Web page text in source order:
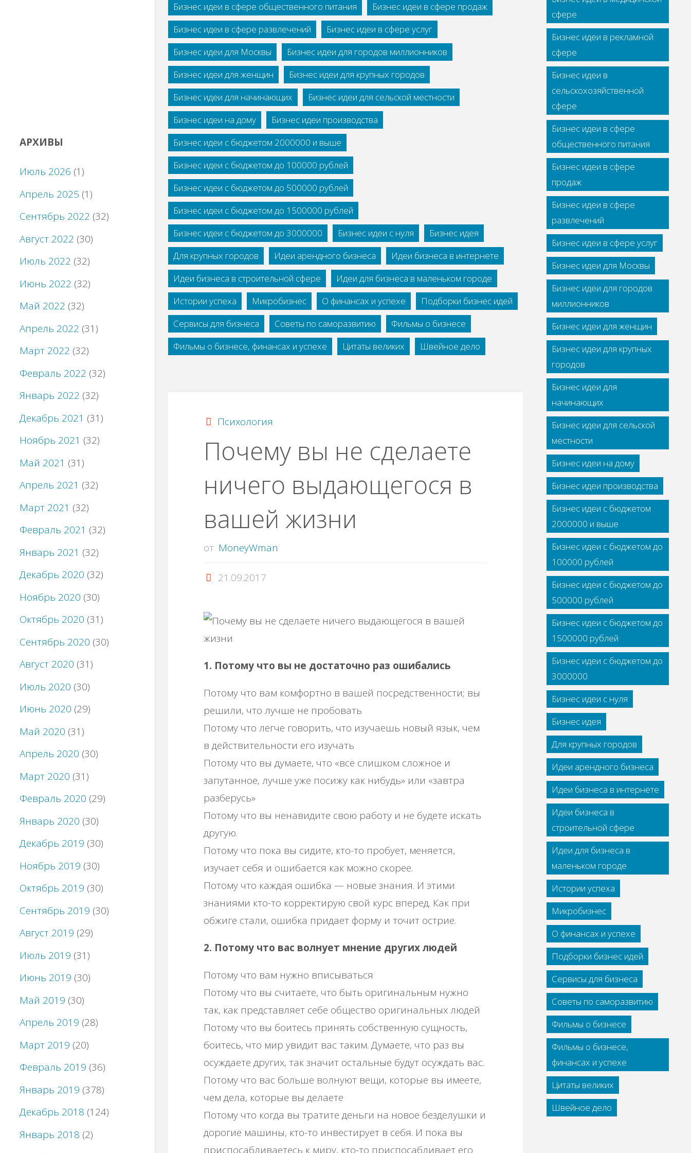
Бизнес идеи в сфере общественного питания
Бизнес идеи в сфере продаж
Бизнес идеи в сфере развлечений
Бизнес идеи в сфере услуг
Бизнес идеи для Москвы
Бизнес идеи для городов миллионников
Бизнес идеи для женщин
Бизнес идеи для крупных городов
Бизнес идеи для начинающих
Бизнес идеи для сельской местности
Бизнес идеи на дому
Бизнес идеи производства
Бизнес идеи с бюджетом 2000000 и выше
Бизнес идеи с бюджетом до 100000 рублей
Бизнес идеи с бюджетом до 500000 рублей
Бизнес идеи с бюджетом до 1500000 рублей
Бизнес идеи с бюджетом до 3000000
Бизнес идеи с нуля
Бизнес идея
Для крупных городов
Идеи арендного бизнеса
Идеи бизнеса в интернете
Идеи бизнеса в строительной сфере
Идеи для бизнеса в маленьком городе
Истории успеха
Микробизнес О финансах и успехе
Подборки бизнес идей
Сервисы для бизнеса
Советы по саморазвитию
Фильмы о бизнесе
Фильмы о бизнесе, финансах и успехе
Цитаты великих Швейное дело
Психология
Почему вы не сделаете
ничего выдающегося в
вашей жизни
от MoneyWman
21.09.2017
1. Потому что вы не достаточно раз ошибались
Потому что вам комфортно в вашей посредственности; вы
решили, что лучше не пробовать
Потому что легче говорить, что изучаешь новый язык, чем
в действительности его изучать
Потому что вы думаете, что «всё слишком сложное и
запутанное, лучше уже посижу как нибудь» или «завтра
разберусь»
Потому что вы ненавидите свою работу и не будете искать
другую.
Потому что пока вы сидите, кто-то пробует, меняется,
изучает себя и ошибается как можно скорее.
Потому что каждая ошибка — новые знания. И этими
знаниями кто-то корректирую свой курс вперед. Как при
обжиге стали, ошибка придает форму и точит острие.
2. Потому что вас волнует мнение других людей
Потому что вам нужно вписываться
Потому что вы считаете, что быть оригинальным нужно
так, как представляет себе общество оригинальных людей
Потому что вы боитесь принять собственную сущность,
боитесь, что мир увидит вас таким. Думаете, что раз вы
осуждаете других, так значит остальные будут осуждать вас.
Потому что вас больше волнуют вещи, которые вы имеете,
чем дела, которые вы делаете
Потому что когда вы тратите деньги на новое безделушки и
дорогие машины, кто-то инвестирует в себя. И пока вы
приспосабливаетесь к миру, кто-то приспосабливает его
АРХИВЫ
Июль 2026 (1)
Апрель 2025 (1)
Сентябрь 2022 (32)
Август 2022 (30)
Июль 2022 (32)
Июнь 2022 (32)
Май 2022 (32)
Апрель 2022 (31)
Март 2022 (32)
Февраль 2022 (32)
Январь 2022 (32)
Декабрь 2021 (31)
Ноябрь 2021 (32)
Май 2021 (31)
Апрель 2021 (32)
Март 2021 (32)
Февраль 2021 (32)
Январь 2021 (32)
Декабрь 2020 (32)
Ноябрь 2020 (30)
Октябрь 2020 (31)
Сентябрь 2020 (30)
Август 2020 (31)
Июль 2020 (30)
Июнь 2020 (29)
Май 2020 (31)
Апрель 2020 (30)
Март 2020 (31)
Февраль 2020 (29)
Январь 2020 (30)
Декабрь 2019 (30)
Ноябрь 2019 (30)
Октябрь 2019 (30)
Сентябрь 2019 (30)
Август 2019 (29)
Июль 2019 (31)
Июнь 2019 (30)
Май 2019 (30)
Апрель 2019 (28)
Март 2019 (20)
Февраль 2019 (36)
Январь 2019 (378)
Декабрь 2018 (124)
Январь 2018 (2)
сфере
Бизнес идеи в рекламной
сфере
Бизнес идеи в
сельскохозяйственной
сфере
Бизнес идеи в сфере
общественного питания
Бизнес идеи в сфере
продаж
Бизнес идеи в сфере
развлечений
Бизнес идеи в сфере услуг
Бизнес идеи для Москвы
Бизнес идеи для городов
миллионников
Бизнес идеи для женщин
Бизнес идеи для крупных
городов
Бизнес идеи для
начинающих
Бизнес идеи для сельской
местности
Бизнес идеи на дому
Бизнес идеи производства
Бизнес идеи с бюджетом
2000000 и выше
Бизнес идеи с бюджетом до
100000 рублей
Бизнес идеи с бюджетом до
500000 рублей
Бизнес идеи с бюджетом до
1500000 рублей
Бизнес идеи с бюджетом до
3000000
Бизнес идеи с нуля
Бизнес идея
Для крупных городов
Идеи арендного бизнеса
Идеи бизнеса в интернете
Идеи бизнеса в
строительной сфере
Идеи для бизнеса в
маленьком городе
Истории успеха
Микробизнес
О финансах и успехе
Подборки бизнес идей
Сервисы для бизнеса
Советы по саморазвитию
Фильмы о бизнесе
Фильмы о бизнесе,
финансах и успехе
Цитаты великих
Швейное дело